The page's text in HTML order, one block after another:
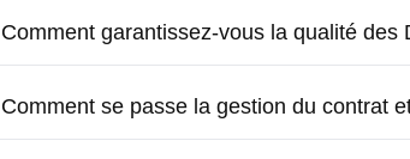
Comment garantissez-vous la qualité des
Comment se passe la gestion du contrat